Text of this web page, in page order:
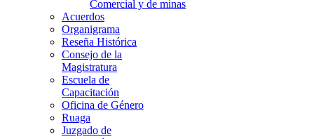
Comercial y de minas
Acuerdos
Organigrama
Reseña Histórica
Consejo de la
Magistratura
Escuela de
Capacitación
Oficina de Género
Ruaga
Juzgado de